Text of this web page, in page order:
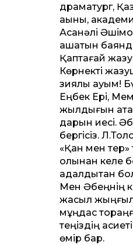
драматург,
ақыны,
Асанәлі
ашатын
Қаптағай
Көрнекті
зиялы қауым!
Еңбек Ері,
жылдығын
дарын иесі.
бергісіз.
«Қан мен тер»
қолынан келе
адалдықтан
Мен Әбеңнің
жасыл
мұңдас
теңіздің
өмір бар.